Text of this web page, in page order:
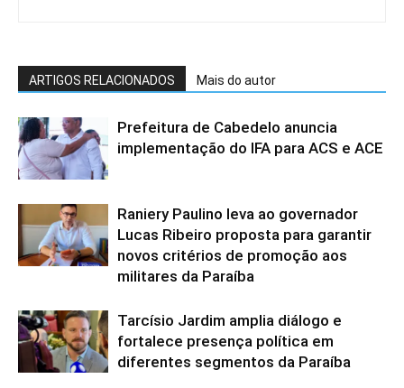
ARTIGOS RELACIONADOS Mais do autor
Prefeitura de Cabedelo anuncia
implementação do IFA para ACS e ACE
Raniery Paulino leva ao governador
Lucas Ribeiro proposta para garantir
novos critérios de promoção aos
militares da Paraíba
Tarcísio Jardim amplia diálogo e
fortalece presença política em
diferentes segmentos da Paraíba